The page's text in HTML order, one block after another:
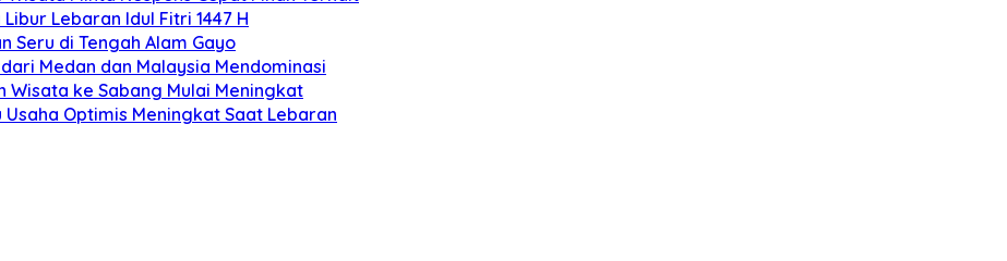
Lebaran Idul Fitri 1447 H
Seru di Tengah Alam Gayo
Medan dan Malaysia Mendominasi
Wisata ke Sabang Mulai Meningkat
Optimis Meningkat Saat Lebaran